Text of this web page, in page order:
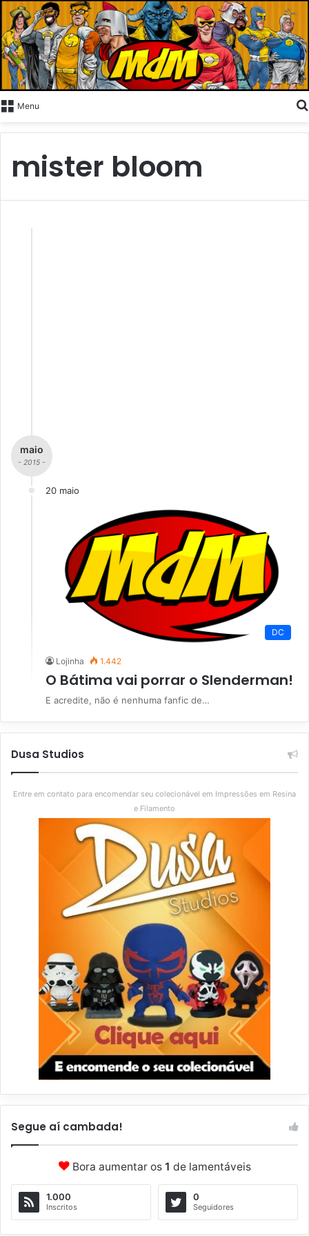
Menu
mister bloom
maio
- 2015 -
20 maio
DC
Lojinha 1.442
O Bátima vai porrar o Slenderman!
E acredite, não é nenhuma fanfic de…
Dusa Studios
Entre em contato para encomendar seu colecionável em Impressões em Resina
e Filamento
Segue aí cambada!
Bora aumentar os 1 de lamentáveis
1.000
Inscritos
0
Seguidores